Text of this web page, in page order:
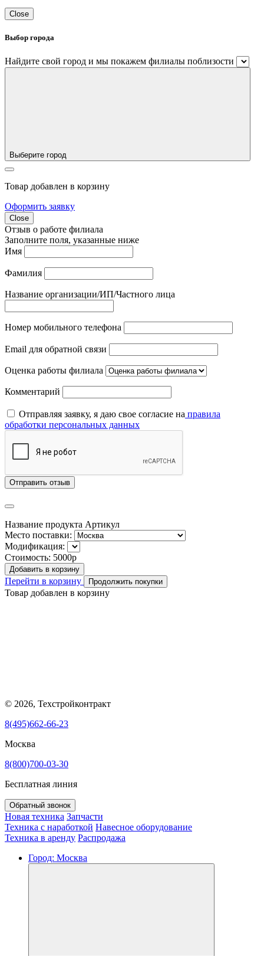
Close
Выбор города
Найдите свой город и мы покажем филиалы поблизости
Выберите город
Товар добавлен в корзину
Оформить заявку
Close
Отзыв о работе филиала
Заполните поля, указанные ниже
Имя
Фамилия
Название организации/ИП/Частного лица
Номер мобильного телефона
Email для обратной связи
Оценка работы филиала
Комментарий
Отправляя заявку, я даю свое согласие на правила
обработки персональных данных
Отправить отзыв
Название продукта Артикул
Место поставки:
Модификация:
Стоимость: 5000р
Добавить в корзину
Перейти в корзину Продолжить покупки
Товар добавлен в корзину
© 2026, Техстройконтракт
8(495)662-66-23
Москва
8(800)700-03-30
Бесплатная линия
Обратный звонок
Новая техника Запчасти
Техника с наработкой Навесное оборудование
Техника в аренду Распродажа
Город: Москва